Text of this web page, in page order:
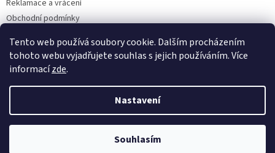
Tento web používá soubory cookie. Dalším procházením
tohoto webu vyjadřujete souhlas s jejich používáním. Více
informacízde.
Nastavení
Souhlasím
Reklamace a vrácení
Obchodní podmínky
Doprava a platba
Vytvořil Shoptet
Vtipné dárky. Všechna práva vyhrazena.